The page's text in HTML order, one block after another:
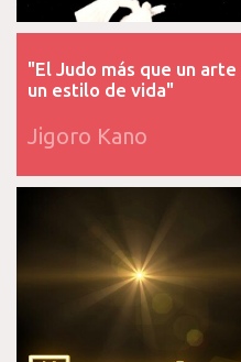
"El Judo más que un
un estilo de vida"
Jigoro Kano